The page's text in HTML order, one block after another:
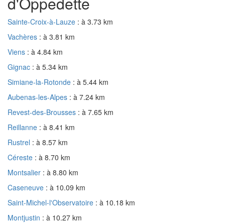
Sainte-Croix-à-Lauze : à 3.73 km
Vachères : à 3.81 km
Viens : à 4.84 km
Gignac : à 5.34 km
Simiane-la-Rotonde : à 5.44 km
Aubenas-les-Alpes : à 7.24 km
Revest-des-Brousses : à 7.65 km
Reillanne : à 8.41 km
Rustrel : à 8.57 km
Céreste : à 8.70 km
Montsalier : à 8.80 km
Caseneuve : à 10.09 km
Saint-Michel-l'Observatoire : à 10.18 km
Montjustin : à 10.27 km